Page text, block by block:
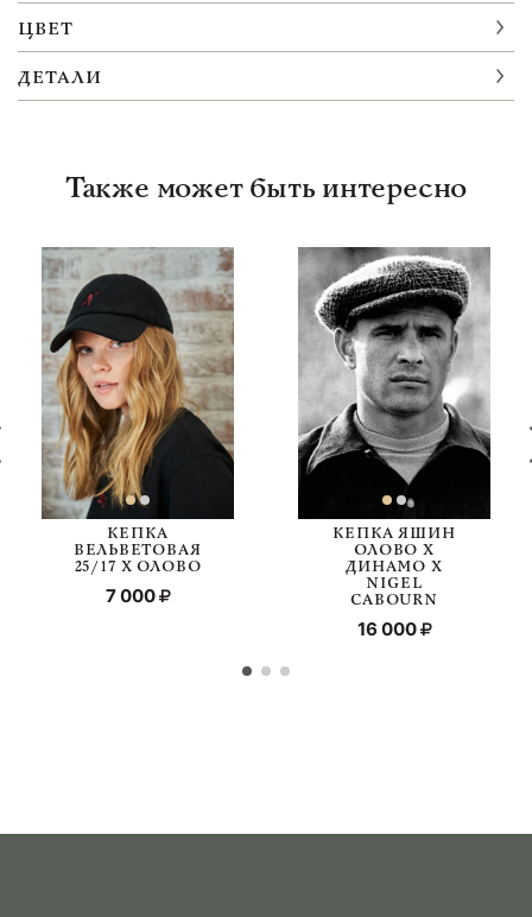
ЦВЕТ
ДЕТАЛИ
Также может быть интересно
КЕПКА
ВЕЛЬВЕТОВАЯ
25/17 Х ОЛОВО
7 000
КЕПКА ЯШИН
ОЛОВО Х
ДИНАМО Х
NIGEL
CABOURN
16 000